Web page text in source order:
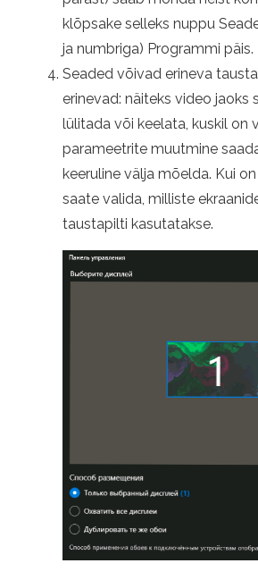
klõpsake selleks nuppu
ja numbriga) Programmi päis.
Seaded võivad erineva
erinevad: näiteks video jaoks
lülitada või keelata, kuskil on
parameetrite muutmine
keeruline välja mõelda. Kui
saate valida, milliste
taustapilti kasutatakse.